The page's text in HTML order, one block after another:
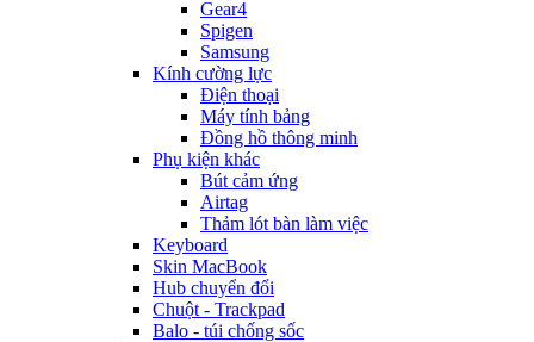
Gear4
Spigen
Samsung
Kính cường lực
Điện thoại
Máy tính bảng
Đồng hồ thông minh
Phụ kiện khác
Bút cảm ứng
Airtag
Thảm lót bàn làm việc
Keyboard
Skin MacBook
Hub chuyển đổi
Chuột - Trackpad
Balo - túi chống sốc